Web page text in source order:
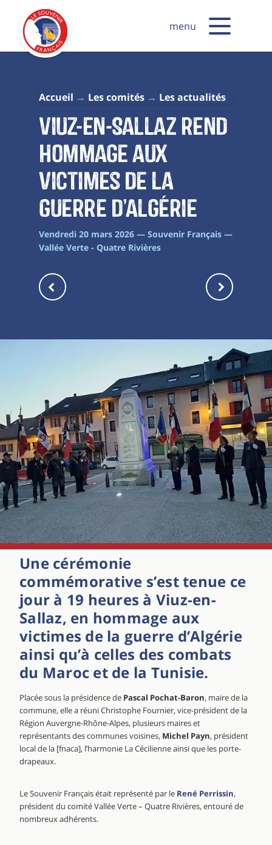
menu
Accueil Les comités Les actualités
Viuz-en-Sallaz rend
hommage aux
victimes de la
guerre d’Algérie
Vendredi 20 mars 2026 — Souvenir Français —
Vallée Verte - Quatre Rivières
Une cérémonie
commémorative s’est tenue ce
jour à 19 heures à Viuz-en-
Sallaz, en hommage aux
victimes de la guerre d’Algérie
ainsi qu’à celles des combats
du Maroc et de la Tunisie.
Placée sous la présidence de Pascal Pochat-Baron, maire de la
commune, elle a réuni Christophe Fournier, vice-président de la
Région Auvergne-Rhône-Alpes, plusieurs maires et
représentants des communes voisines, Michel Payn, président
local de la [fnaca], l’harmonie La Cécilienne ainsi que les porte-
drapeaux.
Le Souvenir Français était représenté par le René Perrissin,
président du comité Vallée Verte – Quatre Rivières, entouré de
nombreux adhérents.